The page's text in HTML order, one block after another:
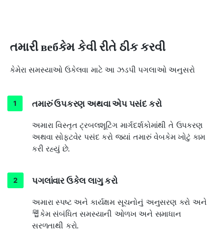
તમારી вебકેમ કેવી રીતે ઠીક કરવી
કેમેરા સમસ્યાઓ ઉકેલવા માટે આ ઝડપી પગલાઓ અનુસરો
તમારું ઉપકરણ અથવા એપ પસંદ કરો
અમારા વિસ્તૃત ટ્રબલશૂટિંગ માર્ગદર્શકોમાંથી તે ઉપકરણ
અથવા સોફ્ટવેર પસંદ કરો જ્યાં તમારું વેબકેમ ખોટું કામ
કરી રહ્યું છે.
પગલાંવાર ઉકેલ લાગુ કરો
અમારા સ્પષ્ટ અને કાર્યક્ષમ સૂચનોનું અનુસરણ કરો અને
웹કેમ સંબંધિત સમસ્યાની ઓળખ અને સમાધાન
સરળતાથી કરો.